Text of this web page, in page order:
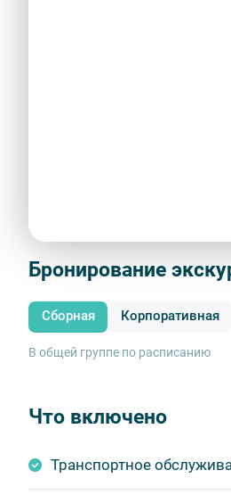
Приглашаем принять участие
стрелки Васильевского
обелиск экипажу броненосца
Бронирование
Сборная Корпоративная
В общей группе по расписанию
Что включено
Транспортное